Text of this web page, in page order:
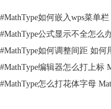
图2：
上角的“确定”即可完成操作。
#MathType如何嵌入wps菜单
#MathType公式显示不全怎么
#MathType如何调整间距 如何
#MathType编辑器怎么打上标
#MathType怎么打花体字母